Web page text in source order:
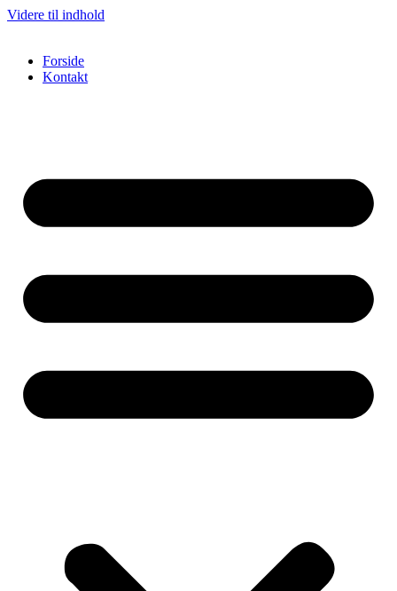
Videre til indhold
Forside
Kontakt